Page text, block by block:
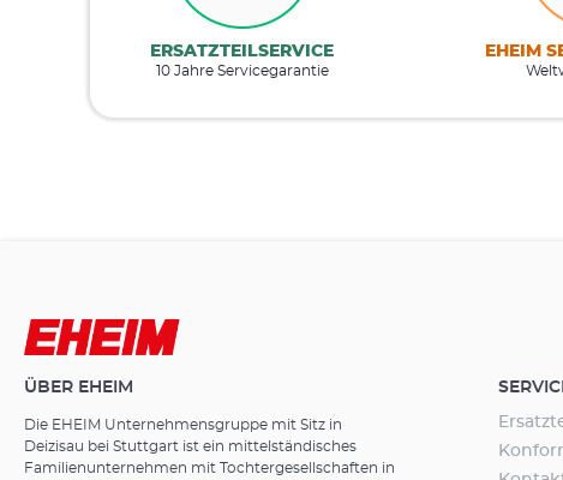
ERSATZTEILSERVICE
10 Jahre Servicegarantie
EHEIM
ÜBER EHEIM
Die EHEIM Unternehmensgruppe mit Sitz in
Deizisau bei Stuttgart ist ein mittelständisches
Familienunternehmen mit Tochtergesellschaften in